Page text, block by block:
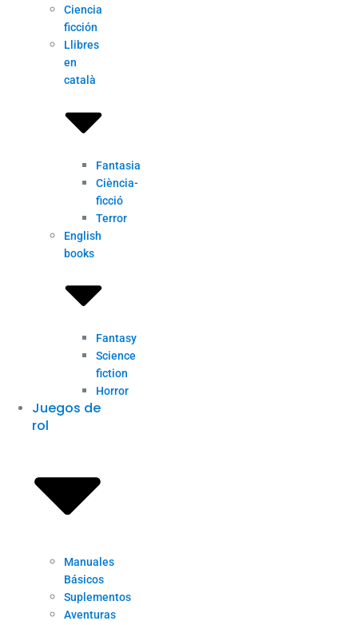
Ciencia
ficción
Llibres
en
català
Fantasia
Ciència-
ficció
Terror
English
books
Fantasy
Science
fiction
Horror
Juegos de
rol
Manuales
Básicos
Suplementos
Aventuras